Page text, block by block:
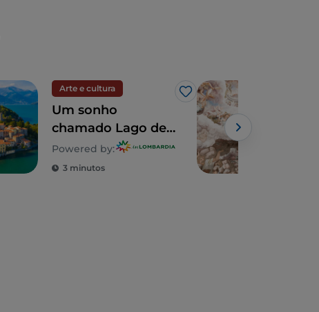
Arte e cultura
Gosto
Um sonho
chamado Lago de
Como: um passeio
para descobrir 5
Powered by:
3 minutos